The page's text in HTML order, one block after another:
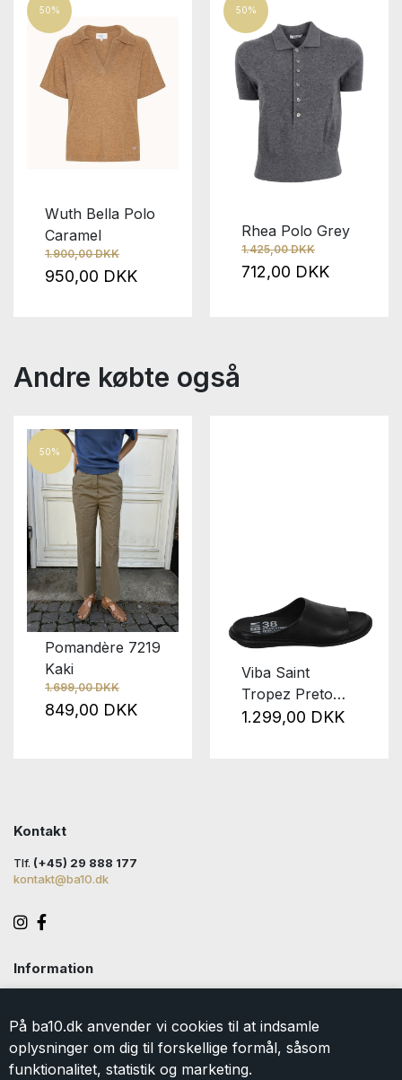
På ba10.dk anvender vi cookies til at indsamle
oplysninger om dig til forskellige formål, såsom
funktionalitet, statistik og marketing.
50%
Wuth Bella Polo
Caramel
1.900,00 DKK
950,00 DKK
50%
Rhea Polo Grey
1.425,00 DKK
712,00 DKK
Andre købte også
50%
Pomandère 7219
Kaki
1.699,00 DKK
849,00 DKK
Viba Saint
Tropez Preto
Black
1.299,00 DKK
Kontakt
Tlf. (+45) 29 888 177
kontakt@ba10.dk
Information
Levering
Returlabel
Persondatapolitik